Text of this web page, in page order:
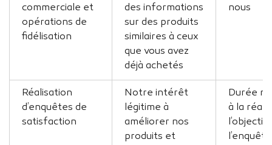
commerciale et
opérations de
fidélisation
des informations
sur des produits
similaires à ceux
que vous avez
déjà achetés
nous
Réalisation
d’enquêtes de
satisfaction
Notre intérêt
légitime à
améliorer nos
produits et
Durée
à la
l’objectif
l’enquête